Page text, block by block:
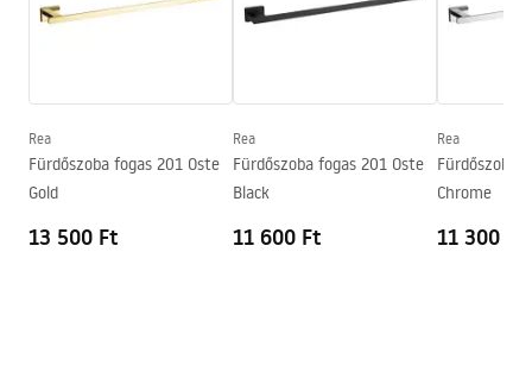
Mélység
70mm
Rea
Fürdőszoba fogas 201 Oste
Gold
13 500 Ft
Rea
Fürdőszoba fogas 201 Oste
Black
11 600 Ft
Rea
Fürdőszoba
Chrome
11 300 Ft